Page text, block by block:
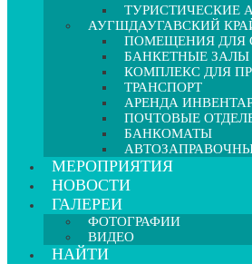
ТУРИСТИЧЕСКИЕ
АУГШДАУГАВСКИЙ
ПОМЕЩЕНИЯ ДЛЯ
БАНКЕТНЫЕ ЗАЛЫ
КОМПЛЕКС ДЛЯ
ТРАНСПОРТ
АРЕНДА
ПОЧТОВЫЕ
БАНКОМАТЫ
МЕРОПРИЯТИЯ
НОВОСТИ
ГАЛЕРЕИ
ФОТОГРАФИИ
ВИДЕО
НАЙТИ